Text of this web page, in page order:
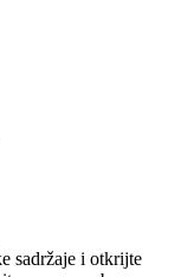
sadržaje i otkrijte